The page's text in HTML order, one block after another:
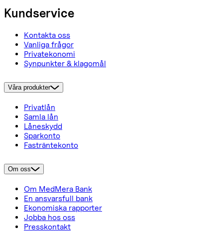
Kundservice
Kontakta oss
Vanliga frågor
Privatekonomi
Synpunkter & klagomål
Våra produkter
Privatlån
Samla lån
Låneskydd
Sparkonto
Fasträntekonto
Om oss
Om MedMera Bank
En ansvarsfull bank
Ekonomiska rapporter
Jobba hos oss
Presskontakt